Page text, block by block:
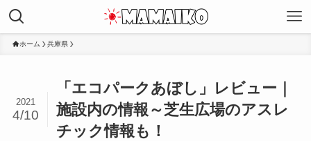
ホーム 兵庫県
「エコパークあぼし」レビュー｜
施設内の情報～芝生広場のアスレ
チック情報も！
2021
4/10